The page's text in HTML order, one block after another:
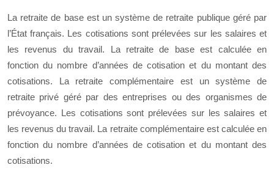
La retraite de base est un système de retraite publique géré par
l’État français. Les cotisations sont prélevées sur les salaires et
les revenus du travail. La retraite de base est calculée en
fonction du nombre d’années de cotisation et du montant des
cotisations. La retraite complémentaire est un système de
retraite privé géré par des entreprises ou des organismes de
prévoyance. Les cotisations sont prélevées sur les salaires et
les revenus du travail. La retraite complémentaire est calculée en
fonction du nombre d’années de cotisation et du montant des
cotisations.